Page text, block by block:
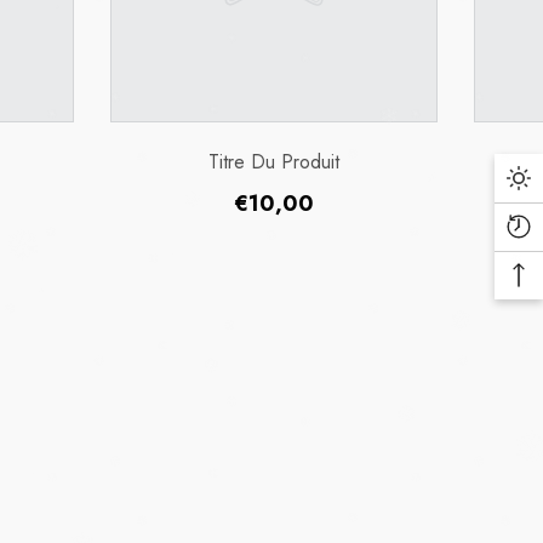
Titre Du Produit
Prix
€10,00
cases worldwide) and